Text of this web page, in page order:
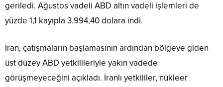
geriledi. Ağustos vadeli ABD altın vadeli işlemleri de
yüzde 1,1 kayıpla 3.994,40 dolara indi.
İran, çatışmaların başlamasının ardından bölgeye giden
üst düzey ABD yetkilileriyle yakın vadede
görüşmeyeceğini açıkladı. İranlı yetkililer, nükleer